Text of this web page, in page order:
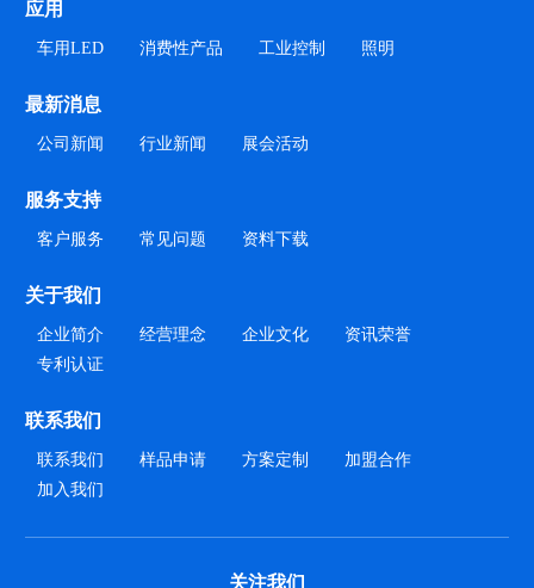
应用
车用LED 消费性产品 工业控制 照明
最新消息
公司新闻 行业新闻 展会活动
服务支持
客户服务 常见问题 资料下载
关于我们
企业简介 经营理念 企业文化
资讯荣誉
专利认证
联系我们
联系我们 样品申请 方案定制
加盟合作
加入我们
关注我们